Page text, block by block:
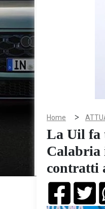
Home >
La Uil fa
Calabria
contratti